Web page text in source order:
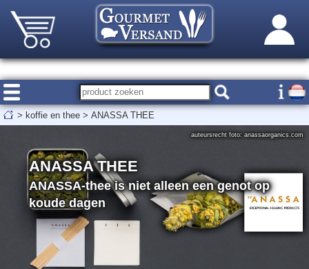
> koffie en thee > ANASSA THEE
ANASSA THEE
ANASSA-thee is niet alleen een genot op
koude dagen
auteursrecht foto: anassaorganics.com